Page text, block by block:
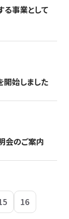
事業として
始しました
会のご案内
16